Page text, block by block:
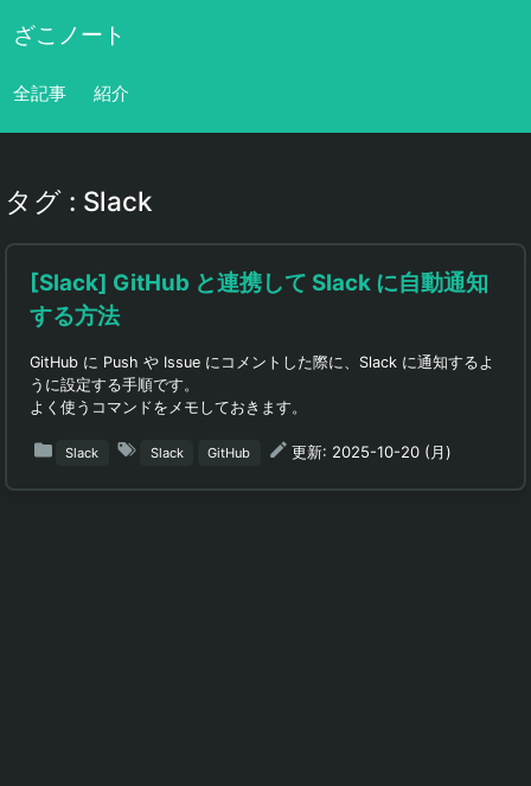
ざこノート
全記事 紹介
タグ : Slack
[Slack] GitHub と連携して Slack に自動通知
する方法
GitHub に Push や Issue にコメントした際に、Slack に通知するよ
うに設定する手順です。
よく使うコマンドをメモしておきます。
Slack Slack GitHub 更新: 2025-10-20 (月)